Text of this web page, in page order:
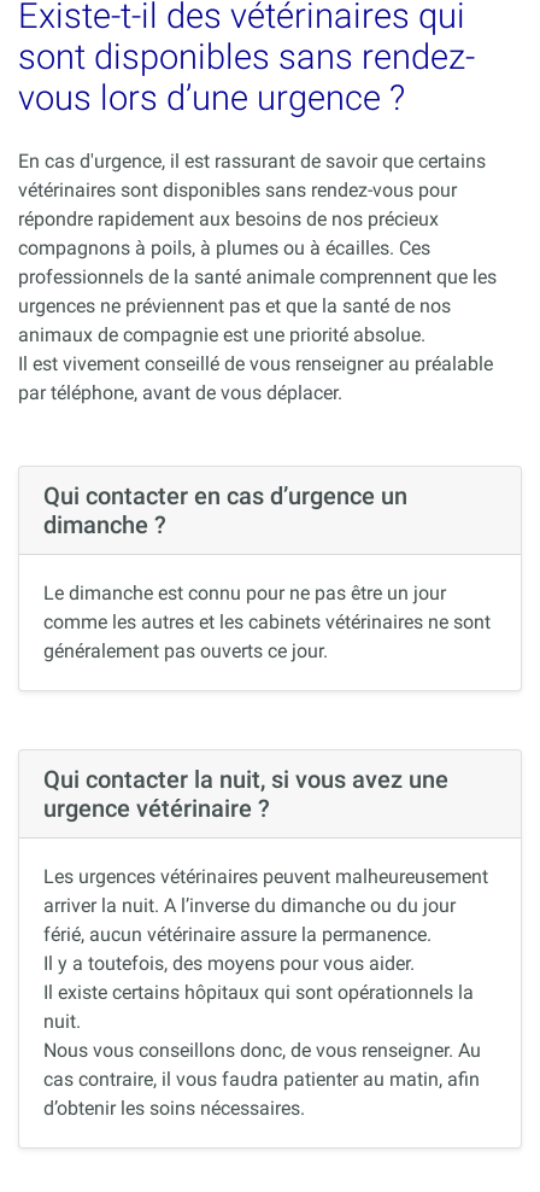
Existe-t-il des vétérinaires qui
sont disponibles sans rendez-
vous lors d’une urgence ?
En cas d'urgence, il est rassurant de savoir que certains
vétérinaires sont disponibles sans rendez-vous pour
répondre rapidement aux besoins de nos précieux
compagnons à poils, à plumes ou à écailles. Ces
professionnels de la santé animale comprennent que les
urgences ne préviennent pas et que la santé de nos
animaux de compagnie est une priorité absolue.
Il est vivement conseillé de vous renseigner au préalable
par téléphone, avant de vous déplacer.
Qui contacter en cas d’urgence un
dimanche ?
Le dimanche est connu pour ne pas être un jour
comme les autres et les cabinets vétérinaires ne sont
généralement pas ouverts ce jour.
Qui contacter la nuit, si vous avez une
urgence vétérinaire ?
Les urgences vétérinaires peuvent malheureusement
arriver la nuit. A l’inverse du dimanche ou du jour
férié, aucun vétérinaire assure la permanence.
Il y a toutefois, des moyens pour vous aider.
Il existe certains hôpitaux qui sont opérationnels la
nuit.
Nous vous conseillons donc, de vous renseigner. Au
cas contraire, il vous faudra patienter au matin, afin
d’obtenir les soins nécessaires.